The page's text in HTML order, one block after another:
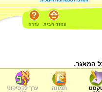
המאגר.
תמונה
ערך לקסיקוני